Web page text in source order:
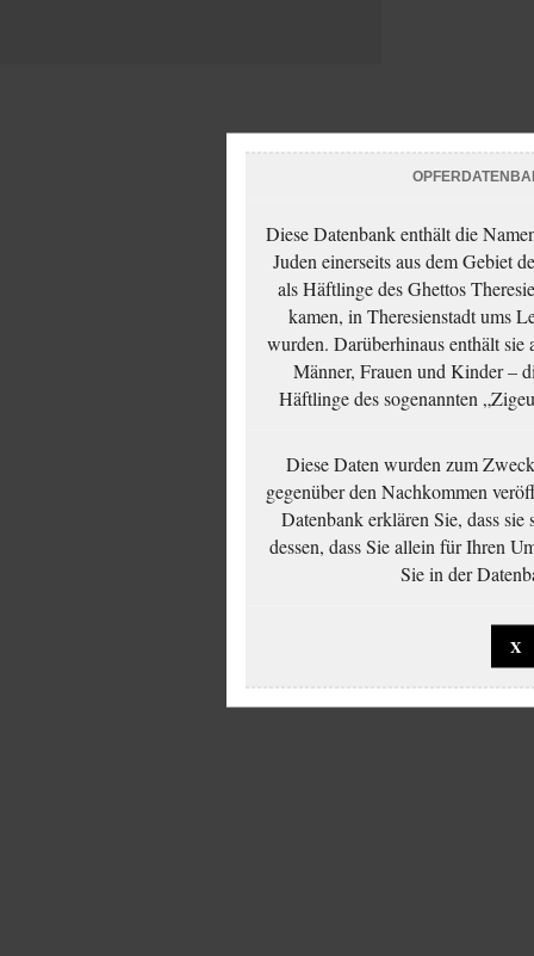
Diese Datenbank enthält die
Juden einerseits aus dem Gebiet
als Häftlinge des Ghettos
kamen, in Theresienstadt ums
wurden. Darüberhinaus enthält
Männer, Frauen und Kinder –
Häftlinge des sogenannten
Diese Daten wurden zum
gegenüber den Nachkommen
Datenbank erklären Sie, dass sie
dessen, dass Sie allein für Ihren
Sie in der
X